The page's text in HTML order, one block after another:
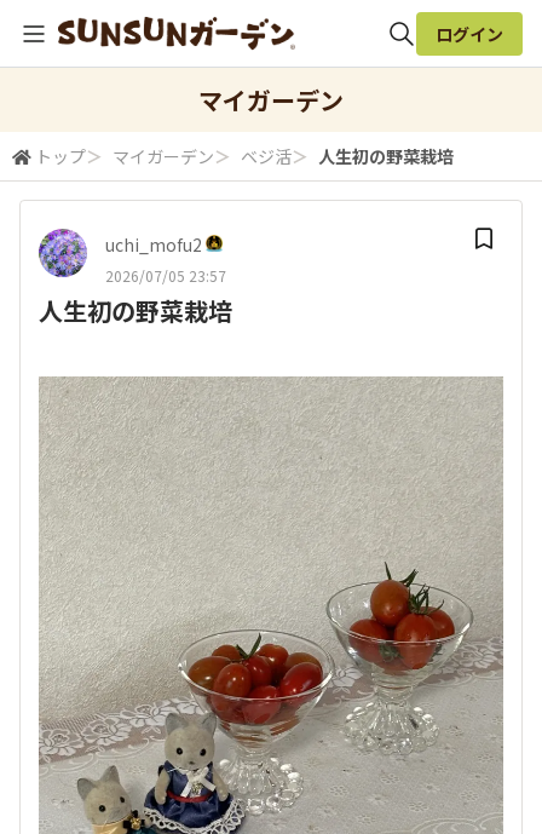
検索
ログイン
マイガーデン
トップ＞ マイガーデン＞ ベジ活＞ 人生初の野菜栽培
uchi_mofu2
2026/07/05 23:57
人生初の野菜栽培